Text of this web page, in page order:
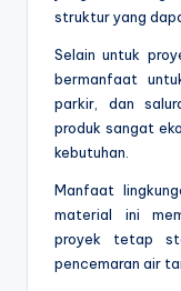
struktur yang
Selain untuk
bermanfaat
parkir, dan
produk sangat
kebutuhan.
Manfaat
material ini
proyek tetap
pencemaran air